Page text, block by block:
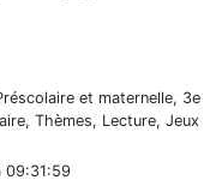
et maternelle, 3e
Thèmes, Lecture, Jeux
09:31:59